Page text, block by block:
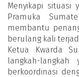
Menyikapi situasi
Pramuka
membantu
berulang kali
Ketua Kwarda
langkah-
berkoordinasi